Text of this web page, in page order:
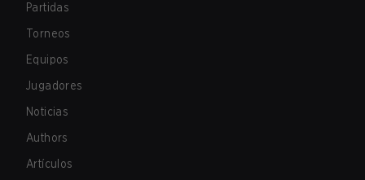
Partidas
Torneos
Equipos
Jugadores
Noticias
Authors
Artículos